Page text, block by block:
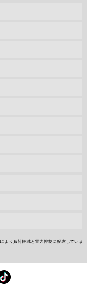
より負荷軽減と電力抑制に配慮していま